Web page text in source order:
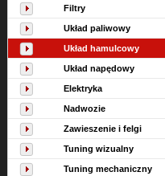
Filtry
Układ paliwowy
Układ hamulcowy
Układ napędowy
Elektryka
Nadwozie
Zawieszenie i felgi
Tuning wizualny
Tuning mechaniczny